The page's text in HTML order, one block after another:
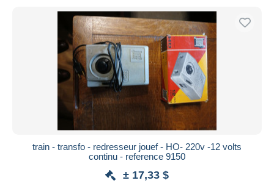
train - transfo - redresseur jouef - HO- 220v -12 volts
continu - reference 9150
± 17,33 $